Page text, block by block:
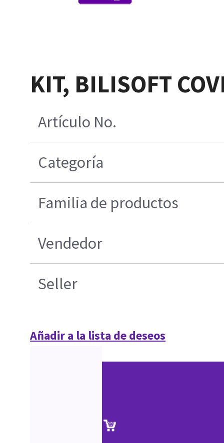
KIT, BILISOFT
Artículo No.
Categoría
Familia de productos
Vendedor
Seller
Añadir a la lista de deseos